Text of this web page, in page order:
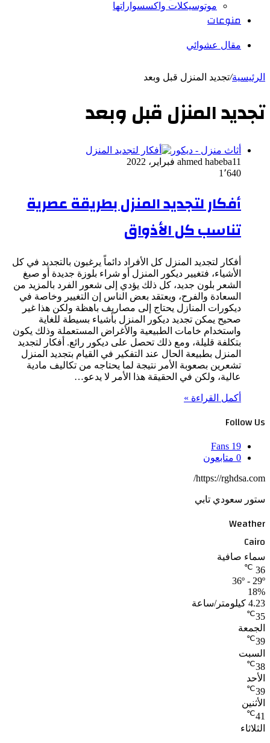
موتوسيكلات واكسسواراتها
منوعات
مقال عشوائي
الرئيسية/تجديد المنزل قبل وبعد
تجديد المنزل قبل وبعد
أثاث منزل - ديكور
ahmed habeba11 فبراير، 2022
1٬640
أفكار لتجديد المنزل بطريقة عصرية
تناسب كل الأذواق
أفكار لتجديد المنزل كل الأفراد دائماً يرغبون بالتجديد في كل
الأشياء، فتغيير ديكور المنزل أو شراء بلوزة جديدة أو صبغ
الشعر بلون جديد، كل ذلك يؤدي إلى شعور الفرد بالمزيد من
السعادة والفرح، ويعتقد بعض الناس إن التغيير وخاصة في
ديكورات المنازل يحتاج إلى مصاريف باهظة ولكن هذا غير
صحيح يمكن تجديد ديكور المنزل بأشياء بسيطة للغاية
واستخدام خامات الطبيعية والأغراض المستعملة وذلك يكون
بتكلفة قليلة، ومع ذلك تحصل على ديكور رائع. أفكار لتجديد
المنزل بطبيعة الحال عند التفكير في القيام بتجديد المنزل
تشعرين بصعوبة الأمر نتيجة لما يحتاجه من تكاليف مادية
عالية، ولكن في الحقيقة هذا الأمر لا يدعو…
أكمل القراءة »
Follow Us
19
Fans
0 متابعون
https://rghdsa.com/
ستور سعودي تابي
Weather
Cairo
سماء صافية
36
℃
36º - 29º
18%
4.23 كيلومتر/ساعة
35
℃
الجمعة
39
℃
السبت
38
℃
الأحد
39
℃
الأثنين
41
℃
الثلاثاء